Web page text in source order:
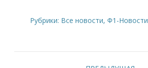
Рубрики: Все новости,Ф1-Новости
Навигация